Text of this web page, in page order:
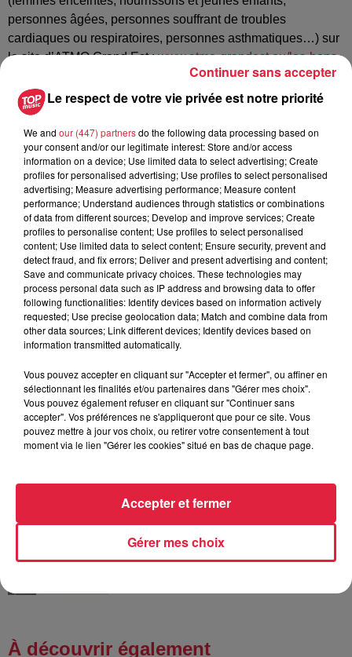
personnes âgées, personnes souffrant de troubles
cardiaques ou respiratoires, personnes asthmatiques…) sur
le site d’ATMO Grand Est :www.atmo-grandest.eu/les-bons-
Publié : 4 mars 2021 à 16h58 - Modifié : 10 mai 2021 à
11h09 Anne-Sophie Martin
A lire aussi
6h38
Les sentiers poussettes de la Vallée
de Villé
6 août 2026
À Hoerdt, de l’eau brune sort des
robinets
6 août 2026
Catherine Trautmann réagit
À découvrir également
Le respect de votre vie privée est notre priorité
We and our (447) partnersdo the following data processing based on
your consent and/or our legitimate interest: Store and/or access
information on a device; Use limited data to select advertising; Create
profiles for personalised advertising; Use profiles to select personalised
advertising; Measure advertising performance; Measure content
performance; Understand audiences through statistics or combinations
of data from different sources; Develop and improve services; Create
profiles to personalise content; Use profiles to select personalised
content; Use limited data to select content; Ensure security, prevent and
detect fraud, and fix errors; Deliver and present advertising and content;
Save and communicate privacy choices. These technologies may
process personal data such as IP address and browsing data to offer
following functionalities: Identify devices based on information actively
requested; Use precise geolocation data; Match and combine data from
other data sources; Link different devices; Identify devices based on
information transmitted automatically.
Vous pouvez accepter en cliquant sur "Accepter et fermer", ou affiner en
sélectionnant les finalités et/ou partenaires dans "Gérer mes choix".
Vous pouvez également refuser en cliquant sur "Continuer sans
accepter". Vos préférences ne s'appliqueront que pour ce site. Vous
pouvez mettre à jour vos choix, ou retirer votre consentement à tout
moment via le lien "Gérer les cookies" situé en bas de chaque page.
Gérer mes choix
Accepter et fermer
Continuer sans accepter